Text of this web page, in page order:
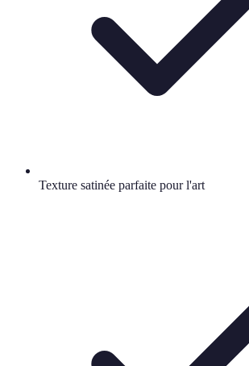
Texture satinée parfaite pour l'art